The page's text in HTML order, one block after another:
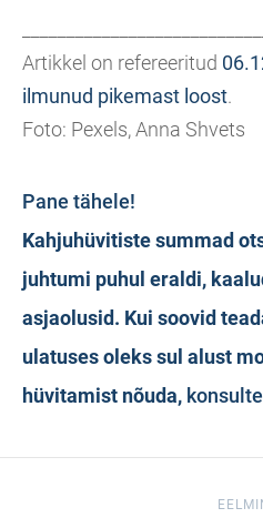
Artikkel on refereeritud
ilmunud pikemast loost.
Foto: Pexels, Anna Shvets
Pane tähele!
Kahjuhüvitiste summad
juhtumi puhul eraldi,
asjaolusid. Kui soovid
ulatuses oleks sul alust
hüvitamist nõuda,